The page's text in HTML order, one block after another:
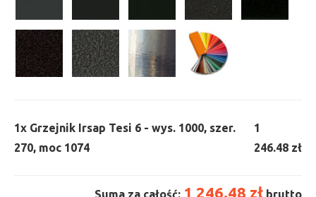
1x Grzejnik Irsap Tesi 6 - wys. 1000, szer.
270, moc 1074
1
246.48 zł
Suma za całość: 1 246.48 zł brutto